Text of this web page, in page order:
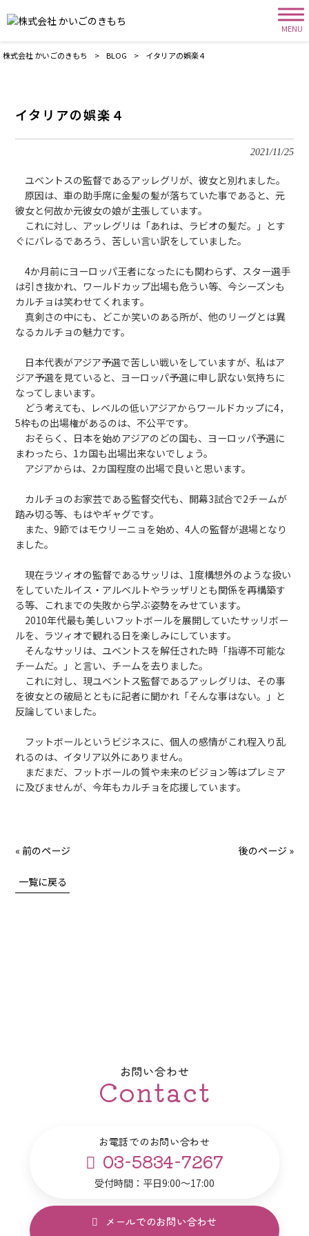
MENU
株式会社 かいごのきもち > BLOG > イタリアの娯楽４
イタリアの娯楽４
2021/11/25
ユベントスの監督であるアッレグリが、彼女と別れました。
原因は、車の助手席に金髪の髪が落ちていた事であると、元
彼女と何故か元彼女の娘が主張しています。
これに対し、アッレグリは「あれは、ラビオの髪だ。」とす
ぐにバレるであろう、苦しい言い訳をしていました。
4か月前にヨーロッパ王者になったにも関わらず、スター選手
は引き抜かれ、ワールドカップ出場も危うい等、今シーズンも
カルチョは笑わせてくれます。
真剣さの中にも、どこか笑いのある所が、他のリーグとは異
なるカルチョの魅力です。
日本代表がアジア予選で苦しい戦いをしていますが、私はア
ジア予選を見ていると、ヨーロッパ予選に申し訳ない気持ちに
なってしまいます。
どう考えても、レベルの低いアジアからワールドカップに4，
5枠もの出場権があるのは、不公平です。
おそらく、日本を始めアジアのどの国も、ヨーロッパ予選に
まわったら、1カ国も出場出来ないでしょう。
アジアからは、2カ国程度の出場で良いと思います。
カルチョのお家芸である監督交代も、開幕3試合で2チームが
踏み切る等、もはやギャグです。
また、9節ではモウリーニョを始め、4人の監督が退場となり
ました。
現在ラツィオの監督であるサッリは、1度構想外のような扱い
をしていたルイス・アルベルトやラッザリとも関係を再構築す
る等、これまでの失敗から学ぶ姿勢をみせています。
2010年代最も美しいフットボールを展開していたサッリボー
ルを、ラツィオで観れる日を楽しみにしています。
そんなサッリは、ユベントスを解任された時「指導不可能な
チームだ。」と言い、チームを去りました。
これに対し、現ユベントス監督であるアッレグリは、その事
を彼女との破局とともに記者に聞かれ「そんな事はない。」と
反論していました。
フットボールというビジネスに、個人の感情がこれ程入り乱
れるのは、イタリア以外にありません。
まだまだ、フットボールの質や未来のビジョン等はプレミア
に及びませんが、今年もカルチョを応援しています。
« 前のページ 後のページ »
一覧に戻る
お問い合わせ
Contact
お電話でのお問い合わせ
03-5834-7267
受付時間：平日9:00～17:00
メールでのお問い合わせ